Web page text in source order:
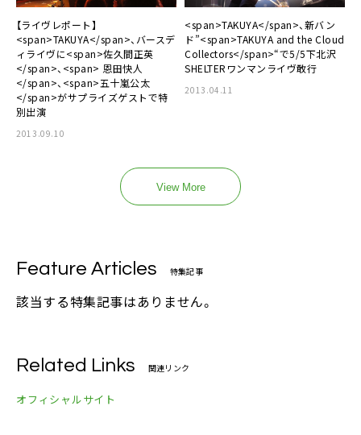
【ライヴレポート】
<span>TAKUYA</span>、バースデ
ィライヴに<span>佐久間正英
</span>、<span> 恩田快人
</span>、<span>五十嵐公太
</span>がサプライズゲストで特
別出演
2013.09.10
<span>TAKUYA</span>、新バン
ド”<span>TAKUYA and the Cloud
Collectors</span>“で5/5下北沢
SHELTERワンマンライヴ敢行
2013.04.11
View More
Feature Articles 特集記事
該当する特集記事はありません。
Related Links 関連リンク
オフィシャルサイト